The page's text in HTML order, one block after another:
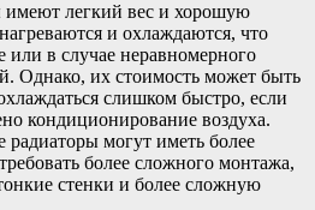
легкий вес и хорошую
и охлаждаются, что
или в случае неравномерного
Однако, их стоимость может быть
слишком быстро, если
кондиционирование воздуха.
могут иметь более
более сложного монтажа,
стенки и более сложную